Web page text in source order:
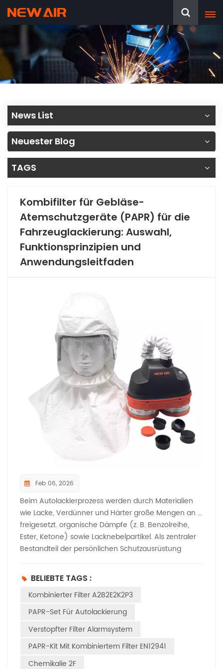
News List
Neuester Blog
TAGS
Kombifilter für Gebläse-
Atemschutzgeräte (PAPR) für die
Fahrzeuglackierung: Auswahl,
Funktionsprinzipien und
Anwendungsleitfaden
Feb 06, 2026
Beim Autolackierprozess werden durch Materialien
wie Lacke, Verdünner und Härter große Mengen an …
freigesetzt. organische Dämpfe (z. B. Benzolreihe,
Ester, Ketone) sowie Lacknebelpartikel. Als zentraler
Bestandteil der persönlichen Schutzausrüstung
Atemschutzgeräte direkt die Atemsicherheit.
Nachfolgend finden Sie eine detaillierte
Aufschlüsselung speziell für die
Automobillackierindustrie: I. Kernfunktionen und
Autolackierung Primäre toxische und schädliche
Stoffe:Flüchtige organische Verbindungen (VOCs):
BELIEBTE TAGS :
Kombinierter Filter A2B2E2K2P3
PAPR-Set Für Autolackierung
Verstopfter Filter Alarmsystem
PAPR-Kit Mit Kombiniertem Filter EN12941
Chemikalie 2F